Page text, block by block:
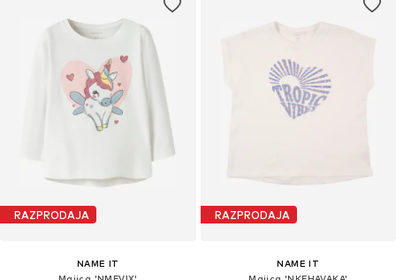
RAZPRODAJA
NAME IT
RAZPRODAJA
NAME IT